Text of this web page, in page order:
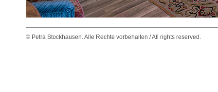
© Petra Stockhausen. Alle Rechte vorbehalten / All rights reserved.